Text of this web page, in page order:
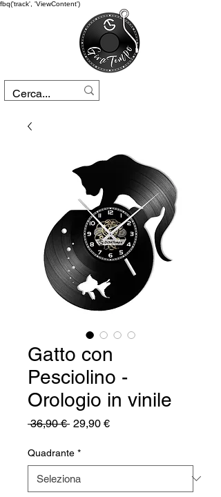
fbq('track', 'ViewContent')
Gatto con
Pesciolino -
Orologio in vinile
36,90 € Prezzo
29,90 €Prezzo
Quadrante *